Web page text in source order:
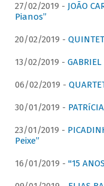
27/02/2019 - JOÃO
Pianos”
20/02/2019 -
13/02/2019 -
06/02/2019 -
30/01/2019 -
23/01/2019 -
Peixe”
16/01/2019 - "15